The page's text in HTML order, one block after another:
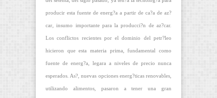
producir esta fuente de energ?a a partir de ca?a de az?
car, insumo importante para la producci?n de az?car.
Los conflictos recientes por el dominio del petr?leo
hicieron que esta materia prima, fundamental como
fuente de energ?a, legara a niveles de precio nunca
esperados. As?, nuevas opciones energ?ticas renovables,
utilizando alimentos, pasaron a tener una gran